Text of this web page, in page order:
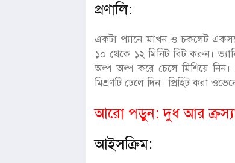
প্রণালি:
একটা প্যানে মাখন ও চকলেট
১০ থেকে ১২ মিনিট বিট করুন।
অল্প অল্প করে চেলে মিশিয়ে নিন।
মিশ্রণটি ঢেলে দিন। প্রিহিট করা
আরো পড়ুন:দুধ আর
আইসক্রিম: